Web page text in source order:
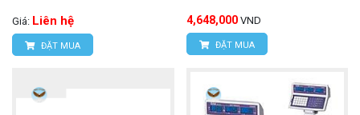
Giá: Liên hệ
ĐẶT MUA
4,648,000 VND
ĐẶT MUA